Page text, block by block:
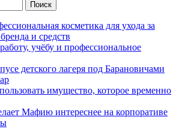
косметика для ухода за
и средств
учёбу и профессиональное
детского лагеря под Барановичами
имущество, которое временно
Мафию интереснее на корпоративе